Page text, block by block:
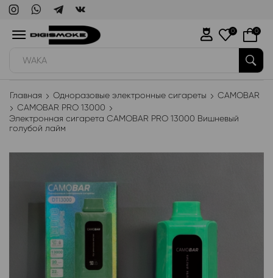
WAKA
0 0
Главная Одноразовые электронные сигареты
CAMOBAR
CAMOBAR PRO 13000
Электронная сигарета CAMOBAR PRO 13000 Вишневый
голубой лайм